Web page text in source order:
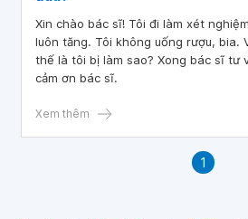
Xin chào bác sĩ! Tôi đi làm xét
luôn tăng. Tôi không uống rượu, bia.
thế là tôi bị làm sao? Xong bác sĩ tư
cảm ơn bác sĩ.
Xem thêm
1